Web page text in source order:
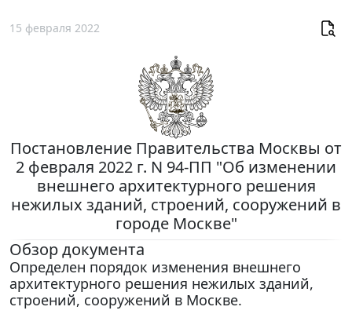
15 февраля 2022
Постановление Правительства Москвы от
2 февраля 2022 г. N 94-ПП "Об изменении
внешнего архитектурного решения
нежилых зданий, строений, сооружений в
городе Москве"
Обзор документа
Определен порядок изменения внешнего
архитектурного решения нежилых зданий,
строений, сооружений в Москве.